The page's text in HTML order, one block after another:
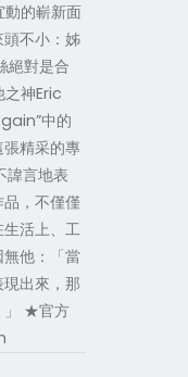
的嶄新面
不小：姊
絕對是合
之神Eric
中的
精采的專
諱言地表
，不僅僅
活上、工
他：「當
出來，那
」 ★官方